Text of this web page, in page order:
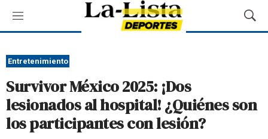
M
e
ú
M
o
B
Entretenimiento
Survivor México 2025: ¡Dos
lesionados al hospital! ¿Quiénes son
los participantes con lesión?